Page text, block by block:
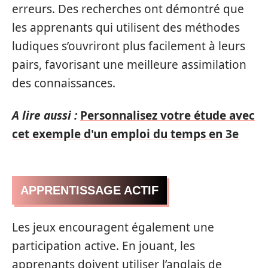
erreurs. Des recherches ont démontré que
les apprenants qui utilisent des méthodes
ludiques s’ouvriront plus facilement à leurs
pairs, favorisant une meilleure assimilation
des connaissances.
A lire aussi : Personnalisez votre étude avec
cet exemple d'un emploi du temps en 3e
APPRENTISSAGE ACTIF
Les jeux encouragent également une
participation active. En jouant, les
apprenants doivent utiliser l’anglais de